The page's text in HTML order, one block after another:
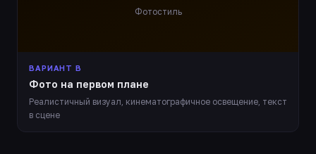
Фотостиль
ВАРИАНТ В
Фото на первом плане
Реалистичный визуал, кинематографичное освещение, текст
в сцене